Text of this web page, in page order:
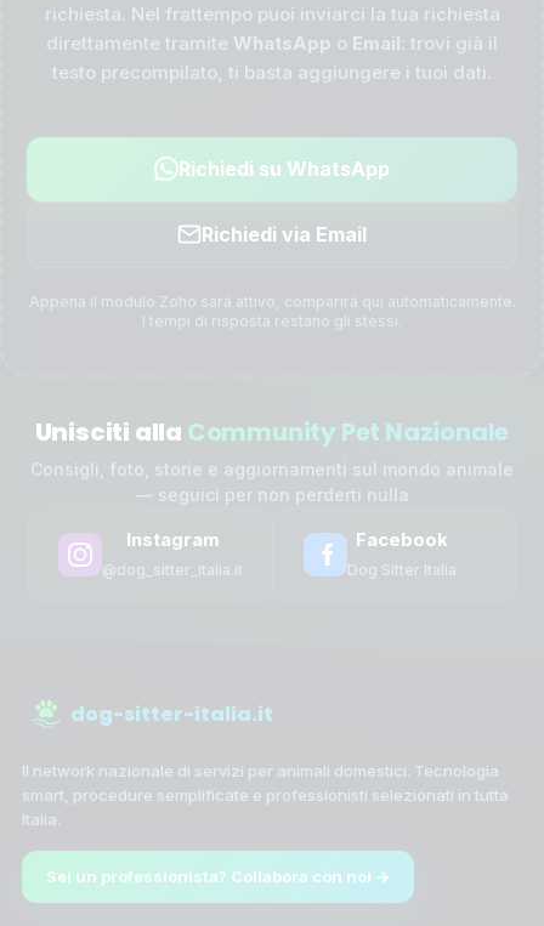
richiesta. Nel frattempo puoi inviarci la tua richiesta
direttamente tramite WhatsApp o Email: trovi già il
testo precompilato, ti basta aggiungere i tuoi dati.
Richiedi su WhatsApp
Richiedi via Email
Appena il modulo Zoho sarà attivo, comparirà qui automaticamente.
I tempi di risposta restano gli stessi.
Unisciti alla Community Pet Nazionale
Consigli, foto, storie e aggiornamenti sul mondo animale
— seguici per non perderti nulla
Instagram
@dog_sitter_italia.it
Facebook
Dog Sitter Italia
dog-sitter-italia.it
Il network nazionale di servizi per animali domestici. Tecnologia
smart, procedure semplificate e professionisti selezionati in tutta
Italia.
Sei un professionista? Collabora con noi →